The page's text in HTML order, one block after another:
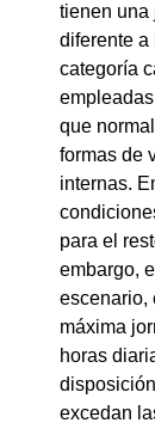
tienen una
diferente a
categoría
que
formas de
internas.
para el
embargo,
escenario,
máxima
horas
excedan